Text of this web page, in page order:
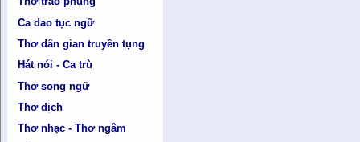
Ca dao tục ngữ
Thơ dân gian truyền tụng
Hát nói - Ca trù
Thơ song ngữ
Thơ dịch
Thơ nhạc - Thơ ngâm